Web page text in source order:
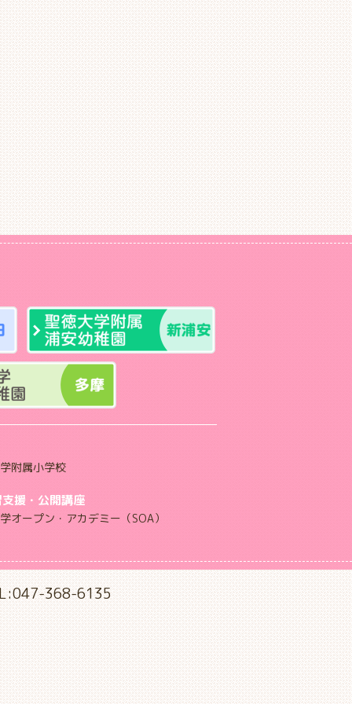
附属小学校
援・公開講座
オープン・アカデミー（SOA）
368-6135